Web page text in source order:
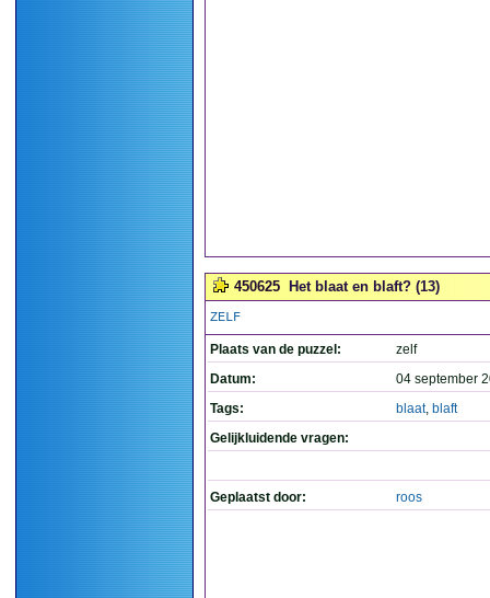
450625 Het blaat en blaft? (13)
ZELF
Plaats van de puzzel:
zelf
Datum:
04 september
Tags:
blaat, blaft
Gelijkluidende vragen:
Geplaatst door: roos